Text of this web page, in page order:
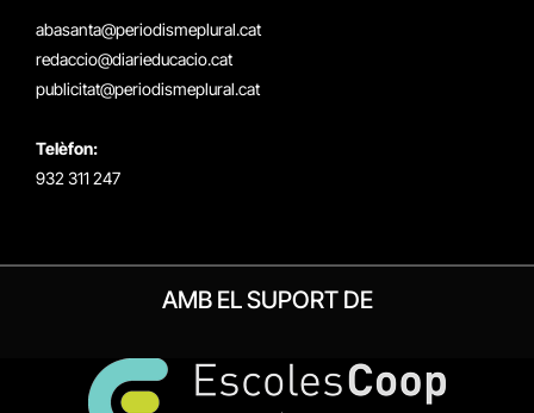
abasanta@periodismeplural.cat
redaccio@diarieducacio.cat
publicitat@periodismeplural.cat
Telèfon:
932 311 247
AMB EL SUPORT DE